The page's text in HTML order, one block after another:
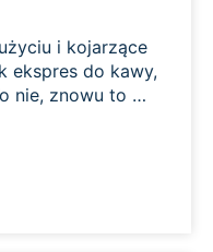
i kojarzące
ekspres do kawy,
nie, znowu to …